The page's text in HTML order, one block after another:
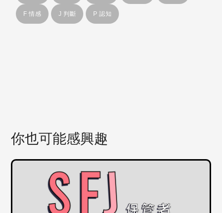
F 情感 J 判斷 P 認知
你也可能感興趣